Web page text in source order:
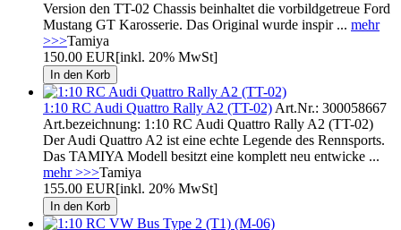
Version den TT-02 Chassis beinhaltet die vorbildgetreue Ford
Mustang GT Karosserie. Das Original wurde inspir ... mehr
>>>Tamiya
150.00 EUR[inkl. 20% MwSt]
1:10 RC Audi Quattro Rally A2 (TT-02) Art.Nr.: 300058667
Art.bezeichnung: 1:10 RC Audi Quattro Rally A2 (TT-02)
Der Audi Quattro A2 ist eine echte Legende des Rennsports.
Das TAMIYA Modell besitzt eine komplett neu entwicke ...
mehr >>>Tamiya
155.00 EUR[inkl. 20% MwSt]